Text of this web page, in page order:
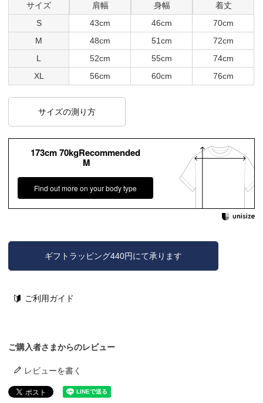
サイズ 肩幅 身幅
着丈
S
43cm 46cm
70cm
M
48cm 51cm
72cm
L
52cm 55cm
74cm
XL
56cm 60cm 76cm
サイズの測り方
173cm 70kgRecommended
M
Find out more on your body type
ギフトラッピング440円にて承ります
ご利用ガイド
ご購入者さまからのレビュー
レビューを書く